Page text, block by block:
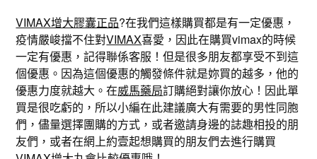
VIMAX增大膠囊正品?在我們這樣購買都是有一定優惠，
疫情嚴峻擋不住對VIMAX喜愛，因此在購買vimax的時候
一定有優惠，記得聯係客服！但是很多朋友都享受不到這
個優惠。因為這個優惠的觸發條件就是妳買的越多，他的
優惠力度就越大。在威馬藥局訂購絕對讓你放心！因此單
買是很吃虧的，所以小編在此建議廣大有需要的男性同胞
們，儘量選擇團購的方式，或者邀請身邊的誌趣相投的朋
友們，或者在網上約壹起想購買的朋友們去進行購買